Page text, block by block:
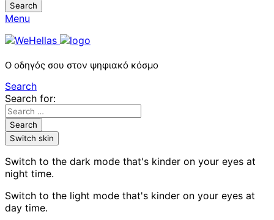
Search
Menu
Ο οδηγός σου στον ψηφιακό κόσμο
Search
Search for:
Search
Switch skin
Switch to the dark mode that's kinder on your eyes at
night time.
Switch to the light mode that's kinder on your eyes at
day time.